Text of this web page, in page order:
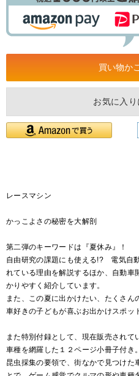
お気に入り
レースマシン
かっこよさの秘密を大解剖
第二弾のキーワードは『夏休み』！
自由研究の課題にも使える!? 電気自
れている理由を解説するほか、自動
かりやすく紹介しています。
また、この夏に出かけたい、たくさ
車好きの子どもが喜ぶお出かけスポッ
また特別付録として、現在販売され
車種を網羅した１２ページ小冊子付き。
昆虫採集の要領で、街なかで見つけた